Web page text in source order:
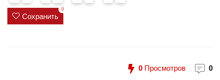
Сохранить
0
0 Просмотров 0